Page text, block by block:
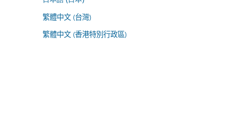
繁體中文 (台灣)
繁體中文 (香港特別行政區)